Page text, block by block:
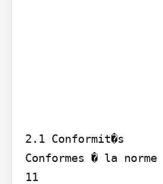
2.1 Conformit�s
Conformes � la
11